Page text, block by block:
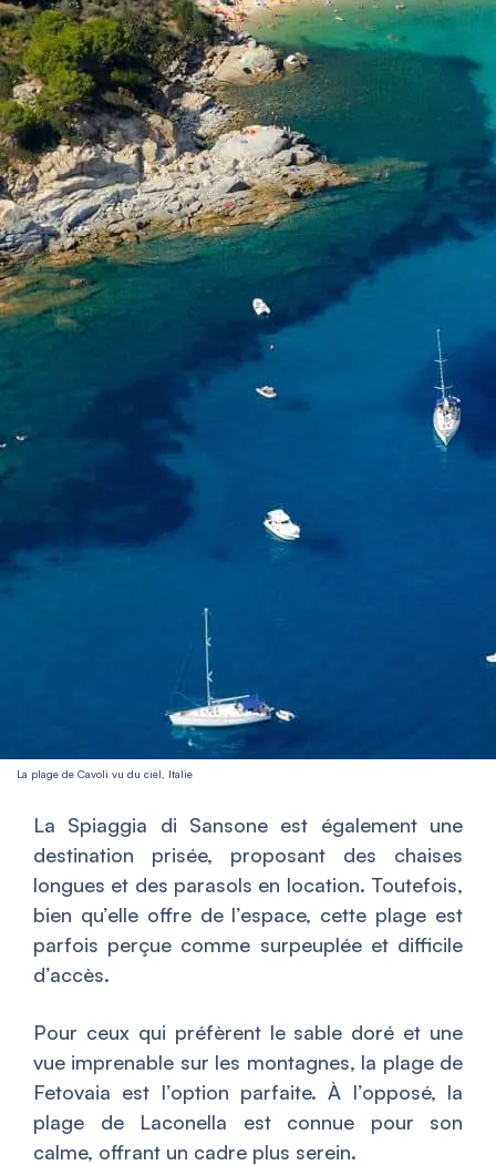
La plage de Cavoli vu du ciel, Italie
La Spiaggia di Sansone est également une
destination prisée, proposant des chaises
longues et des parasols en location. Toutefois,
bien qu’elle offre de l’espace, cette plage est
parfois perçue comme surpeuplée et difficile
d’accès.
Pour ceux qui préfèrent le sable doré et une
vue imprenable sur les montagnes, la plage de
Fetovaia est l’option parfaite. À l’opposé, la
plage de Laconella est connue pour son
calme, offrant un cadre plus serein.